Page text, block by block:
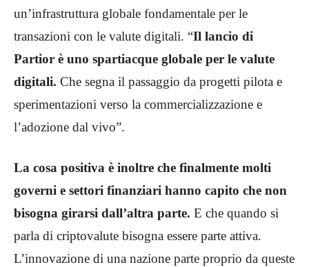
un’infrastruttura globale fondamentale per le
transazioni con le valute digitali. “Il lancio di
Partior è uno spartiacque globale per le valute
digitali. Che segna il passaggio da progetti pilota e
sperimentazioni verso la commercializzazione e
l’adozione dal vivo”.
La cosa positiva è inoltre che finalmente molti
governi e settori finanziari hanno capito che non
bisogna girarsi dall’altra parte. E che quando si
parla di criptovalute bisogna essere parte attiva.
L’innovazione di una nazione parte proprio da queste